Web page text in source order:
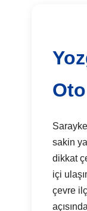
sakin
dikkat
içi
çevre